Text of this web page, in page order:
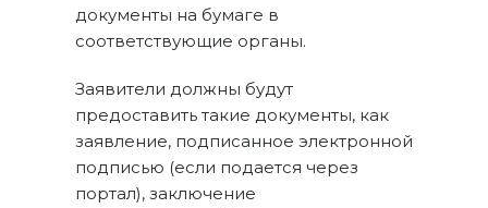
документы на бумаге в
соответствующие органы.
Заявители должны будут
предоставить такие документы, как
заявление, подписанное электронной
подписью (если подается через
портал), заключение